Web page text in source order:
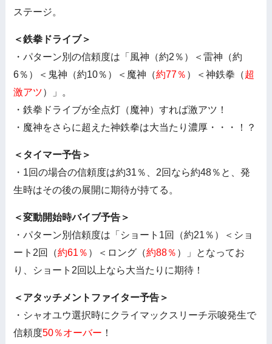
ステージ。
＜鉄拳ドライブ＞
・パターン別の信頼度は「風神（約2％）＜雷神（約
6％）＜鬼神（約10％）＜魔神（約77％ ）＜神鉄拳（超
激アツ）」。
・鉄拳ドライブが全点灯（魔神）すれば激アツ！
・魔神をさらに超えた神鉄拳は大当たり濃厚・・・！？
＜タイマー予告＞
・1回の場合の信頼度は約31％、2回なら約48％と、発
生時はその後の展開に期待が持てる。
＜変動開始時バイブ予告＞
・パターン別信頼度は「ショート1回（約21％）＜ショ
ート2回（約61％ ）＜ロング（約88％ ）」となってお
り、ショート2回以上なら大当たりに期待！
＜アタッチメントファイター予告＞
・シャオユウ選択時にクライマックスリーチ示唆発生で
信頼度50％オーバー ！